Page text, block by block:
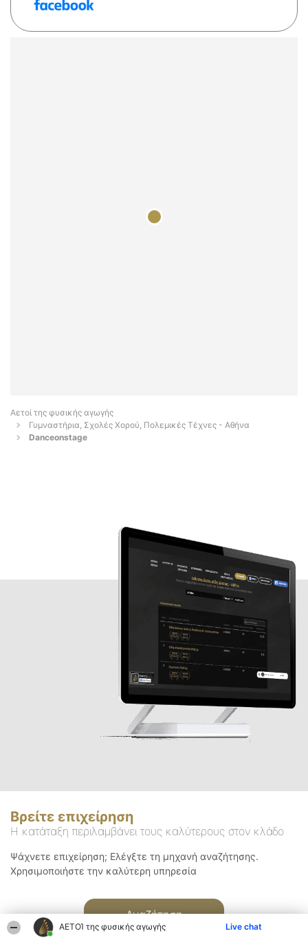
ΑΕΤΟΊ της φυσικής αγωγής Live chat
Αετοί της φυσικής αγωγής
Γυμναστήρια, Σχολές Χορού, Πολεμικές Τέχνες - Αθήνα
Danceonstage
Βρείτε επιχείρηση
Η κατάταξη περιλαμβάνει τους καλύτερους στον κλάδο
Ψάχνετε επιχείρηση; Ελέγξτε τη μηχανή αναζήτησης.
Χρησιμοποιήστε την καλύτερη υπηρεσία
Αναζήτηση